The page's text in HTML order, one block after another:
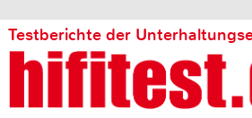
Testberichte der